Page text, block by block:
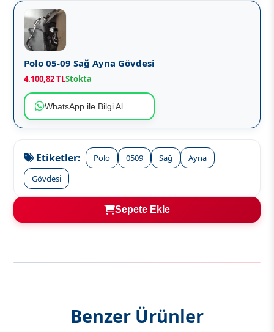
Polo 05-09 Sağ Ayna Gövdesi
4.100,82 TLStokta
WhatsApp ile Bilgi Al
Etiketler: Polo 0509 Sağ
Ayna
Gövdesi
Sepete Ekle
Benzer Ürünler